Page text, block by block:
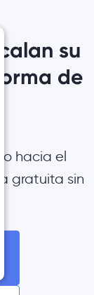
su
de
hacia el
gratuita sin